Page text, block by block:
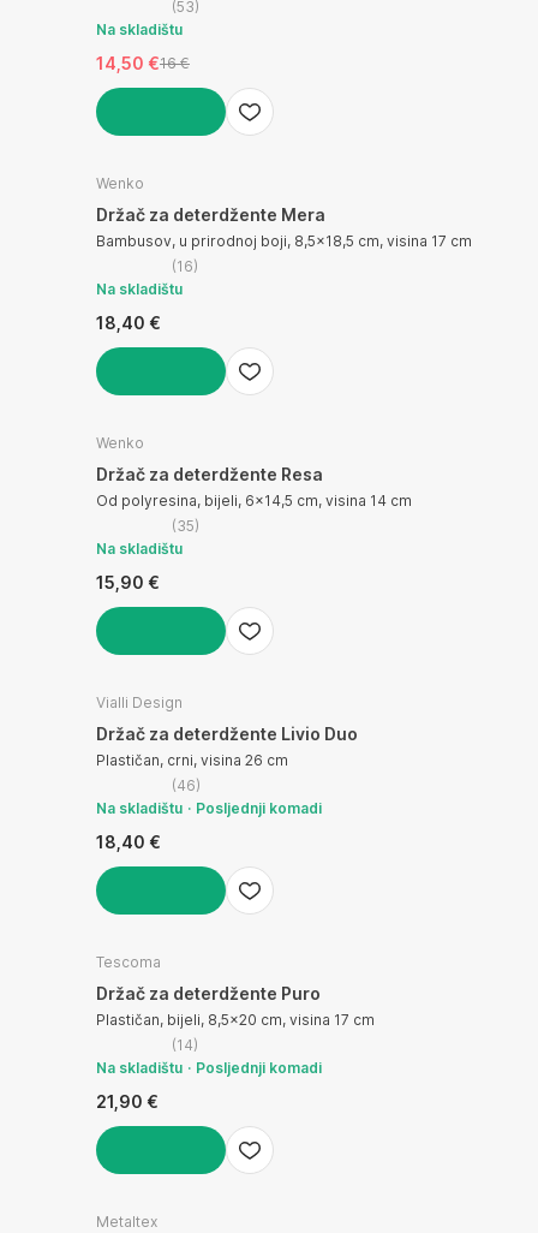
(53)
Na skladištu
14,50 €16 €
Wenko
Držač za deterdžente Mera
Bambusov, u prirodnoj boji, 8,5x18,5 cm, visina 17 cm
(16)
Na skladištu
18,40 €
Wenko
Držač za deterdžente Resa
Od polyresina, bijeli, 6x14,5 cm, visina 14 cm
(35)
Na skladištu
15,90 €
Vialli Design
Držač za deterdžente Livio Duo
Plastičan, crni, visina 26 cm
(46)
Na skladištu
Posljednji komadi
18,40 €
Tescoma
Držač za deterdžente Puro
Plastičan, bijeli, 8,5x20 cm, visina 17 cm
(14)
Na skladištu
Posljednji komadi
21,90 €
Metaltex